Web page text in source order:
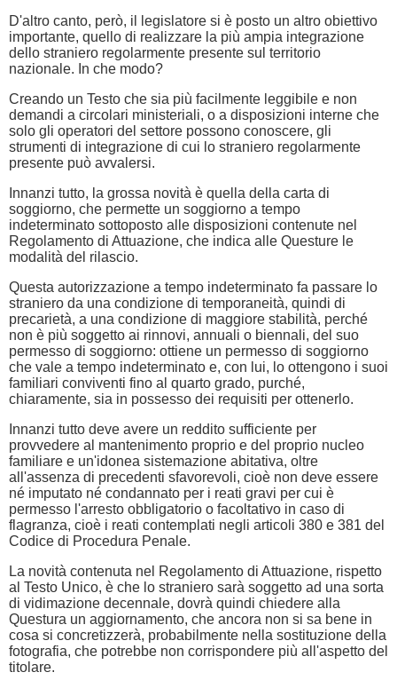
D'altro canto, però, il legislatore si è posto un altro obiettivo
importante, quello di realizzare la più ampia integrazione
dello straniero regolarmente presente sul territorio
nazionale. In che modo?
Creando un Testo che sia più facilmente leggibile e non
demandi a circolari ministeriali, o a disposizioni interne che
solo gli operatori del settore possono conoscere, gli
strumenti di integrazione di cui lo straniero regolarmente
presente può avvalersi.
Innanzi tutto, la grossa novità è quella della carta di
soggiorno, che permette un soggiorno a tempo
indeterminato sottoposto alle disposizioni contenute nel
Regolamento di Attuazione, che indica alle Questure le
modalità del rilascio.
Questa autorizzazione a tempo indeterminato fa passare lo
straniero da una condizione di temporaneità, quindi di
precarietà, a una condizione di maggiore stabilità, perché
non è più soggetto ai rinnovi, annuali o biennali, del suo
permesso di soggiorno: ottiene un permesso di soggiorno
che vale a tempo indeterminato e, con lui, lo ottengono i suoi
familiari conviventi fino al quarto grado, purché,
chiaramente, sia in possesso dei requisiti per ottenerlo.
Innanzi tutto deve avere un reddito sufficiente per
provvedere al mantenimento proprio e del proprio nucleo
familiare e un'idonea sistemazione abitativa, oltre
all'assenza di precedenti sfavorevoli, cioè non deve essere
né imputato né condannato per i reati gravi per cui è
permesso l'arresto obbligatorio o facoltativo in caso di
flagranza, cioè i reati contemplati negli articoli 380 e 381 del
Codice di Procedura Penale.
La novità contenuta nel Regolamento di Attuazione, rispetto
al Testo Unico, è che lo straniero sarà soggetto ad una sorta
di vidimazione decennale, dovrà quindi chiedere alla
Questura un aggiornamento, che ancora non si sa bene in
cosa si concretizzerà, probabilmente nella sostituzione della
fotografia, che potrebbe non corrispondere più all'aspetto del
titolare.